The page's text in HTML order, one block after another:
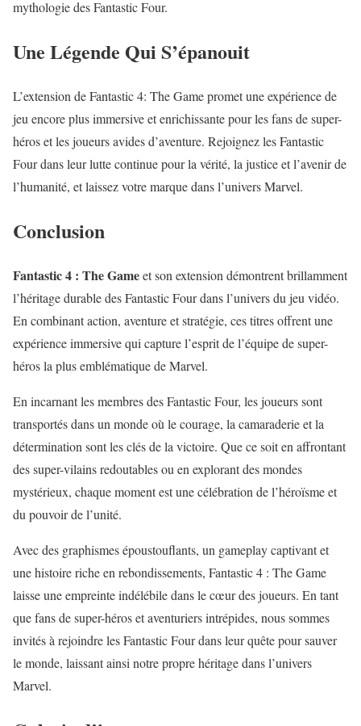
mythologie des Fantastic Four.
Une Légende Qui S’épanouit
L’extension de Fantastic 4: The Game promet une expérience de
jeu encore plus immersive et enrichissante pour les fans de super-
héros et les joueurs avides d’aventure. Rejoignez les Fantastic
Four dans leur lutte continue pour la vérité, la justice et l’avenir de
l’humanité, et laissez votre marque dans l’univers Marvel.
Conclusion
Fantastic 4 : The Gameet son extension démontrent brillamment
l’héritage durable des Fantastic Four dans l’univers du jeu vidéo.
En combinant action, aventure et stratégie, ces titres offrent une
expérience immersive qui capture l’esprit de l’équipe de super-
héros la plus emblématique de Marvel.
En incarnant les membres des Fantastic Four, les joueurs sont
transportés dans un monde où le courage, la camaraderie et la
détermination sont les clés de la victoire. Que ce soit en affrontant
des super-vilains redoutables ou en explorant des mondes
mystérieux, chaque moment est une célébration de l’héroïsme et
du pouvoir de l’unité.
Avec des graphismes époustouflants, un gameplay captivant et
une histoire riche en rebondissements, Fantastic 4 : The Game
laisse une empreinte indélébile dans le cœur des joueurs. En tant
que fans de super-héros et aventuriers intrépides, nous sommes
invités à rejoindre les Fantastic Four dans leur quête pour sauver
le monde, laissant ainsi notre propre héritage dans l’univers
Marvel.